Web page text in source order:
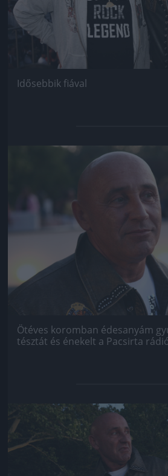
Idősebbik fiával
Jön még kép!
Ötéves koromban édesanyám
tésztát és énekelt a Pacsirta
Jön még